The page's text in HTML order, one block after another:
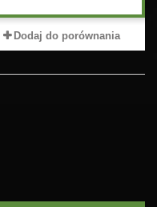
Dodaj do porównania